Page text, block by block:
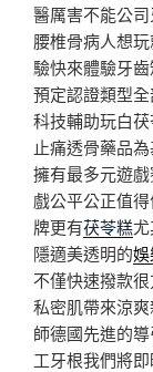
醫厲害不能公
腰椎骨病人想
驗快來體驗牙
預定認證類型
科技輔助玩白
止痛透骨藥品
擁有最多元遊
戲公平公正值
牌更有茯苓糕
隱適美透明的
不僅快速撥款
私密肌帶來涼
師德國先進的
工牙根我們將